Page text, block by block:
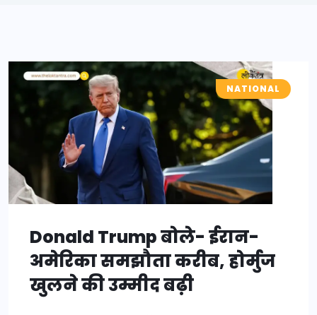
NATIONAL
Donald Trump बोले- ईरान-
अमेरिका समझौता करीब, होर्मुज
खुलने की उम्मीद बढ़ी